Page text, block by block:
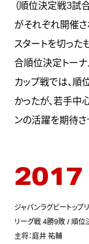
（順位決定戦3試
がそれぞれ開催さ
スタートを切った
合順位決定トーナ
カップ戦では、順
かったが、若手中
ンの活躍を期待さ
2017
ジャパンラグビートップ
リーグ戦 4勝9敗 / 順位
主将：庭井 祐輔